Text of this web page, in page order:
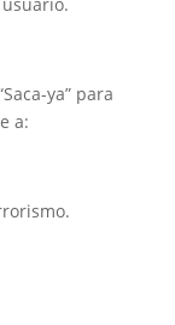
ya” para
a: